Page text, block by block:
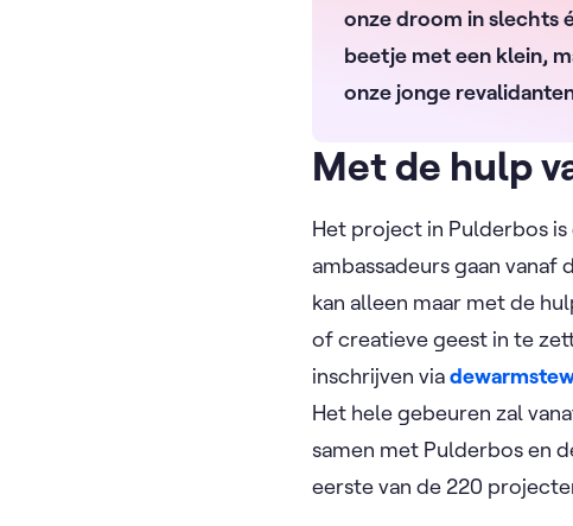
onze droom in slechts
beetje met een klein,
onze jonge
Met de hulp
Het project in Pulderbos
ambassadeurs gaan vanaf
kan alleen maar met de
of creatieve geest in te
inschrijven via
Het hele gebeuren zal
samen met Pulderbos en
eerste van de 220